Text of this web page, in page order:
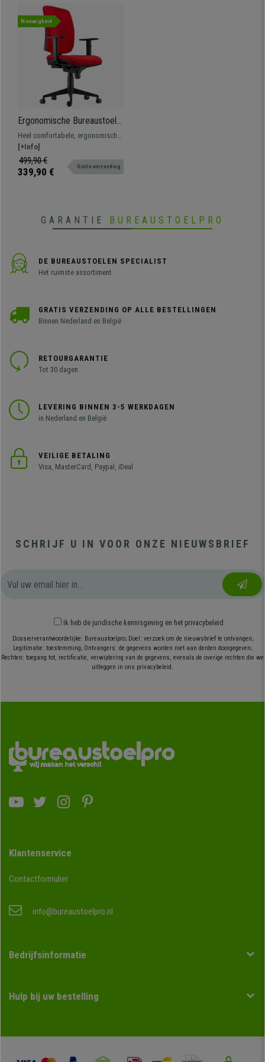
Nieuwigheid
Ergonomische Bureaustoel
PIERO, in Rode Stof, met
Verstelbare Armleuningen
Heel comfortabele, ergonomische
bureaustoel met dikke vulling en
verstelbare armleuningen.
Maximaal comfort, geschikt voor
[+Info]
499,90 €
339,90 € Gratis verzending
GARANTIE BUREAUSTOELPRO
DE BUREAUSTOELEN SPECIALIST
Het ruimste assortiment
GRATIS VERZENDING OP ALLE BESTELLINGEN
Binnen Nederland en België
RETOURGARANTIE
Tot 30 dagen
LEVERING BINNEN 3-5 WERKDAGEN
in Nederland en België
VEILIGE BETALING
Visa, MasterCard, Paypal, iDeal
SCHRIJF U IN VOOR ONZE NIEUWSBRIEF
Ik heb de juridische kennisgeving en het privacybeleid
Dossierverantwoordelijke: Bureaustoelpro; Doel: verzoek om de nieuwsbrief te ontvangen;
Legitimatie: toestemming; Ontvangers: de gegevens worden niet aan derden doorgegeven;
Rechten: toegang tot, rectificatie, verwijdering van de gegevens, evenals de overige rechten die we
uitleggen in ons privacybeleid.
Klantenservice
Contactformulier
info@bureaustoelpro.nl
Bedrijfsinformatie
Hulp bij uw bestelling